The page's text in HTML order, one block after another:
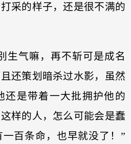
采的样子，还是很不满的
气嘛，再不斩可是成名
还策划暗杀过水影，虽然
还是带着一大批拥护他的
样的人，怎么可能会是蠢
百条命，也早就没了！”